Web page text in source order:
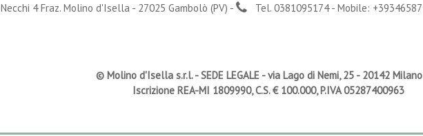
4 Fraz. Molino d'Isella - 27025 Gambolò (PV) - Tel. 0381095174 - Mobile:
© Molino d'Isella s.r.l. -SEDE LEGALE- via Lago di Nemi, 25 - 20142
Iscrizione REA-MI 1809990, C.S. € 100.000, P.IVA 05287400963